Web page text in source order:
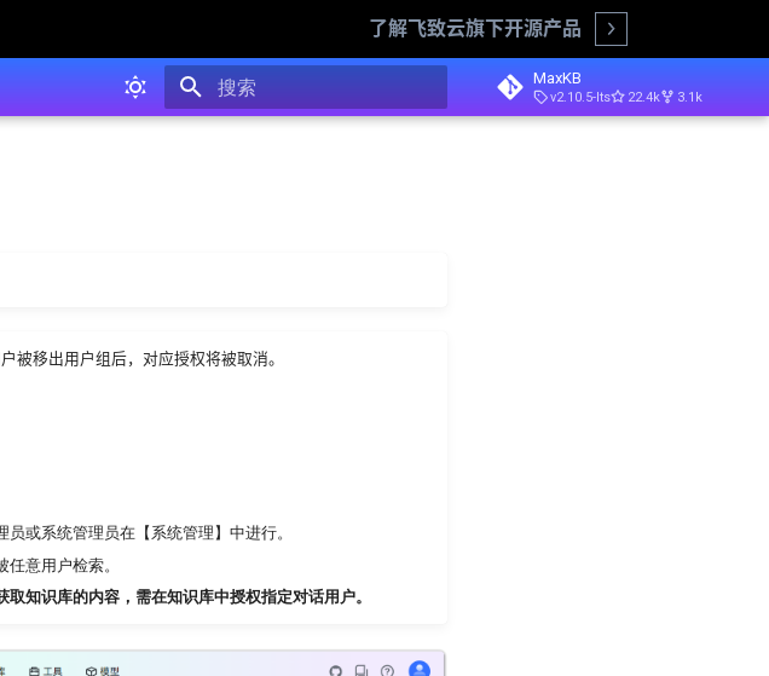
了解飞致云旗下开源产品
Open
MaxKB
v2.10.5-lts 22.4k 3.1k
被移出用户组后，对应授权将被取消。
或系统管理员在【系统管理】中进行。
意用户检索。
知识库的内容，需在知识库中授权指定对话用户。